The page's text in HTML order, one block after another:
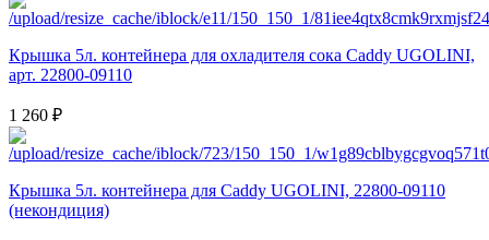
Крышка 5л. контейнера для охладителя сока Сaddy UGOLINI,
арт. 22800-09110
1 260 ₽
Крышка 5л. контейнера для Сaddy UGOLINI, 22800-09110
(некондиция)